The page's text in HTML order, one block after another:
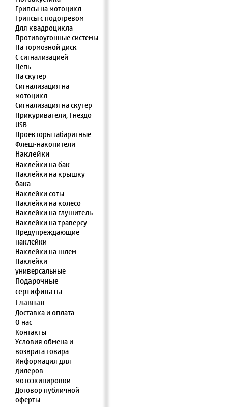
Грипсы на мотоцикл
Грипсы с подогревом
Для квадроцикла
Противоугонные системы
На тормозной диск
С сигнализацией
Цепь
На скутер
Сигнализация на
мотоцикл
Сигнализация на скутер
Прикуриватели, Гнездо
USB
Проекторы габаритные
Флеш-накопители
Наклейки
Наклейки на бак
Наклейки на крышку
бака
Наклейки соты
Наклейки на колесо
Наклейки на глушитель
Наклейки на траверсу
Предупреждающие
наклейки
Наклейки на шлем
Наклейки
универсальные
Подарочные
сертификаты
Главная
Доставка и оплата
О нас
Контакты
Условия обмена и
возврата товара
Информация для
дилеров
мотоэкипировки
Договор публичной
оферты